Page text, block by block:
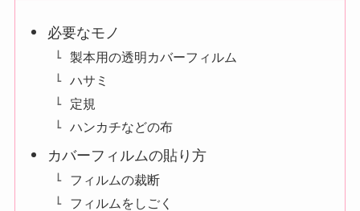
必要なモノ
製本用の透明カバーフィルム
ハサミ
定規
ハンカチなどの布
カバーフィルムの貼り方
フィルムの裁断
フィルムをしごく